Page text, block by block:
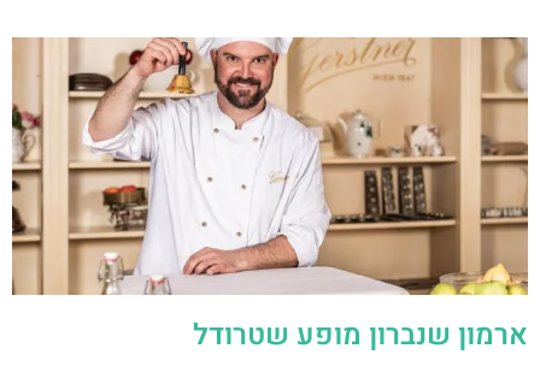
ארמון שנברון מופע שטרודל